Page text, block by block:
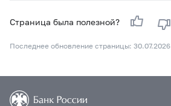
Страница была полезной?
Последнее обновление страницы: 30.07.2026